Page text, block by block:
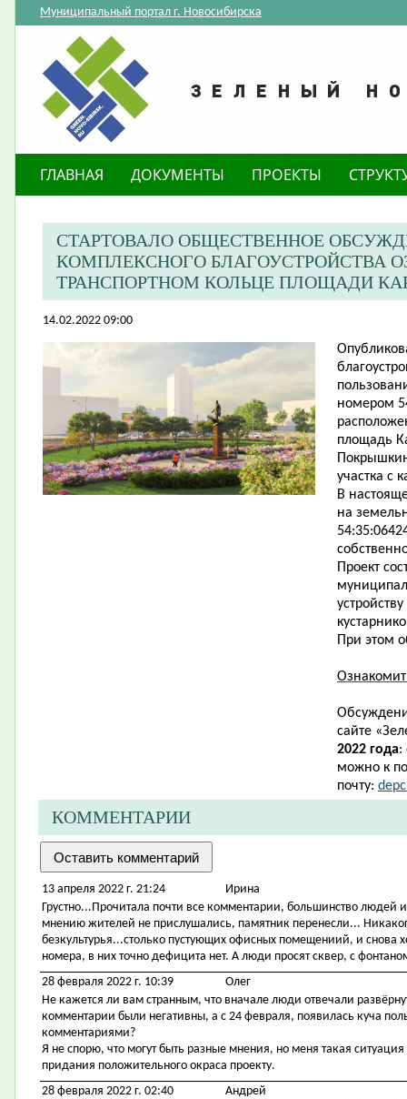
Муниципальный портал г. Новосибирска
ГЛАВНАЯ ДОКУМЕНТЫ ПРОЕКТЫ
СТАРТОВАЛО ОБЩЕСТВЕННОЕ
КОМПЛЕКСНОГО БЛАГОУСТРОЙСТВА
ТРАНСПОРТНОМ КОЛЬЦЕ ПЛОЩАДИ
14.02.2022 09:00
номером
площадь
участка с
В
на
Проект
При этом
сайте «
2022 года:
можно к
почту:
КОММЕНТАРИИ
13 апреля 2022 г. 21:24
Ирина
Грустно...Прочитала почти все комментарии, большинство людей
мнению жителей не прислушались, памятник перенесли...
безкультурья...столько пустующих офисных помещениий, и снова
номера, в них точно дефицита нет. А люди просят сквер, с
28 февраля 2022 г. 10:39
Олег
Не кажется ли вам странным, что вначале люди отвечали
комментарии были негативны, а с 24 февраля, появилась куча
комментариями?
Я не спорю, что могут быть разные мнения, но меня такая
придания положительного окраса проекту.
28 февраля 2022 г. 02:40
Андрей